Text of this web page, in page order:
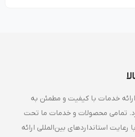
خدمات با کیفیت و مطمئن به
محصولات و خدمات ما تحت
استانداردهای بین‌المللی ارائه